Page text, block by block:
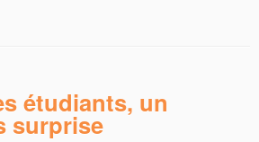
étudiants, un
surprise